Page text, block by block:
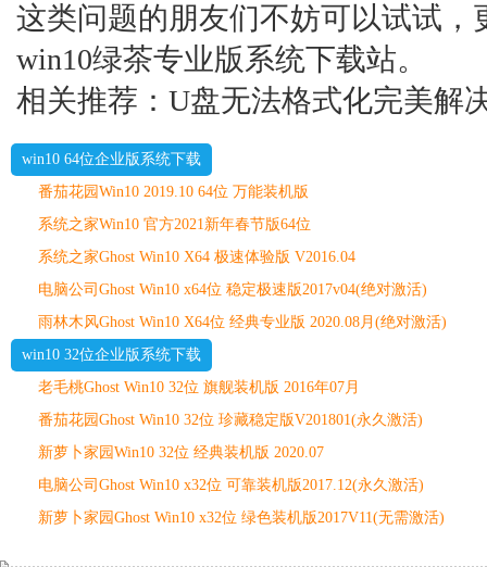
这类问题的朋友们不妨可以试试
win10绿茶专业版系统下载站。
相关推荐：U盘无法格式化完美解
win10 64位企业版系统下载
番茄花园Win10 2019.10 64位 万能装机版
系统之家Win10 官方2021新年春节版64位
系统之家Ghost Win10 X64 极速体验版 V2016.04
电脑公司Ghost Win10 x64位 稳定极速版2017v04(绝对激活)
雨林木风Ghost Win10 X64位 经典专业版 2020.08月(绝对激活)
win10 32位企业版系统下载
老毛桃Ghost Win10 32位 旗舰装机版 2016年07月
番茄花园Ghost Win10 32位 珍藏稳定版V201801(永久激活)
新萝卜家园Win10 32位 经典装机版 2020.07
电脑公司Ghost Win10 x32位 可靠装机版2017.12(永久激活)
新萝卜家园Ghost Win10 x32位 绿色装机版2017V11(无需激活)